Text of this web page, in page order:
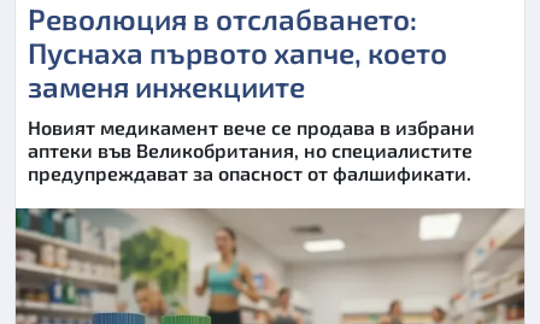
Революция в отслабването:
Пуснаха първото хапче, което
заменя инжекциите
Новият медикамент вече се продава в избрани
аптеки във Великобритания, но специалистите
предупреждават за опасност от фалшификати.